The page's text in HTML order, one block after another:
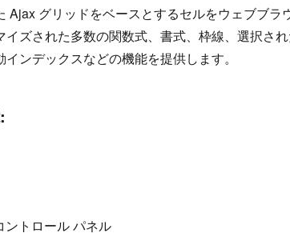
Ajax グリッドをベースとするセルをウェブブラ
ズされた多数の関数式、書式、枠線、選択さ
ンデックスなどの機能を提供します。
ントロール パネル